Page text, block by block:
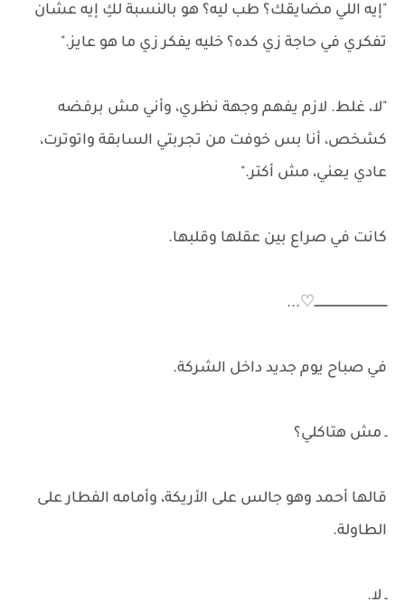
"إيه اللي مضايقك؟ طب ليه؟ هو بالنسبة لكِ إيه عشان
تفكري في حاجة زي كده؟ خليه يفكر زي ما هو عايز."
"لا، غلط. لازم يفهم وجهة نظري، وأني مش برفضه
كشخص، أنا بس خوفت من تجربتي السابقة واتوترت،
عادي يعني، مش أكتر."
كانت في صراع بين عقلها وقلبها.
ــــــــــــــــــــــــــــــــــــــــ⁦...♡
في صباح يوم جديد داخل الشركة.
ـ مش هتاكلي؟
قالها أحمد وهو جالس على الأريكة، وأمامه الفطار على
الطاولة.
ـ لا.